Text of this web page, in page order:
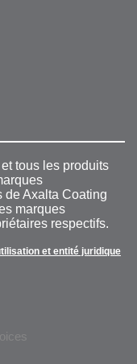
tous les produits
de Axalta Coating
marques
respectifs.
et entité juridique